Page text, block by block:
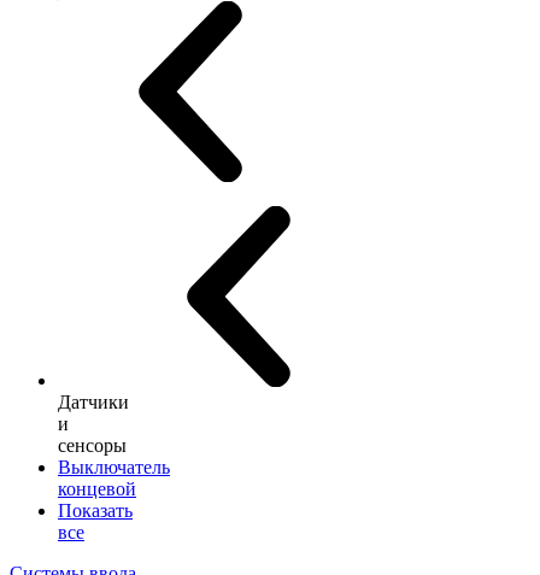
Датчики
и
сенсоры
Выключатель
концевой
Показать
все